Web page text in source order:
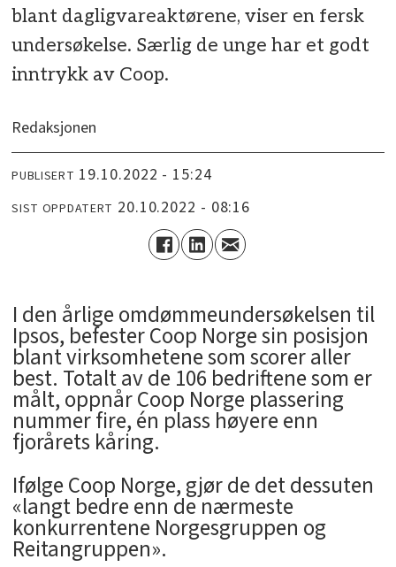
blant dagligvareaktørene, viser en fersk
undersøkelse. Særlig de unge har et godt
inntrykk av Coop.
Redaksjonen
PUBLISERT 19.10.2022 - 15:24
SIST OPPDATERT 20.10.2022 - 08:16
­I den årlige omdømmeundersøkelsen til
Ipsos, befester Coop Norge sin posisjon
blant virksomhetene som scorer aller
best. Totalt av de 106 bedriftene som er
målt, oppnår Coop Norge plassering
nummer fire, én plass høyere enn
fjorårets kåring.
Ifølge Coop Norge, gjør de det dessuten
«langt bedre enn de nærmeste
konkurrentene Norgesgruppen og
Reitangruppen».